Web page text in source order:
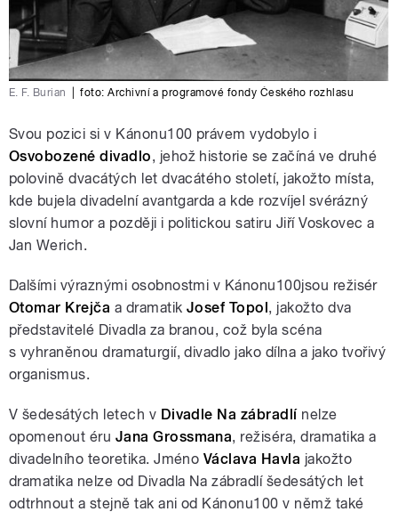
E. F. Burian foto:Archivní a programové fondy Českého rozhlasu
Svou pozici si v Kánonu100 právem vydobylo i
Osvobozené divadlo, jehož historie se začíná ve druhé
polovině dvacátých let dvacátého století, jakožto místa,
kde bujela divadelní avantgarda a kde rozvíjel svérázný
slovní humor a později i politickou satiru Jiří Voskovec a
Jan Werich.
Dalšími výraznými osobnostmi v Kánonu100jsou režisér
Otomar Krejča a dramatikJosef Topol , jakožto dva
představitelé Divadla za branou, což byla scéna
s vyhraněnou dramaturgií, divadlo jako dílna a jako tvořivý
organismus.
V šedesátých letech v Divadle Na zábradlí nelze
opomenout éru Jana Grossmana, režiséra, dramatika a
divadelního teoretika. Jméno Václava Havla jakožto
dramatika nelze od Divadla Na zábradlí šedesátých let
odtrhnout a stejně tak ani od Kánonu100 v němž také